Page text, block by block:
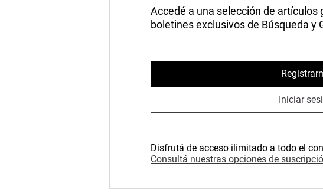
Accedé a una selección de
boletines exclusivos de Búsqueda y
Iniciar
Disfrutá de acceso ilimitado a todo el
Consultá nuestras opciones de